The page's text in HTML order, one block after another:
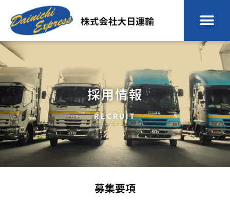
採用情報
RECRUIT
募集要項